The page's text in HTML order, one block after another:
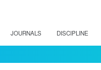
JOURNALS DISCIPLINE